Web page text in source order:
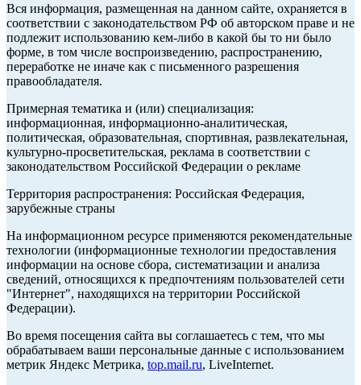
Вся информация, размещенная на данном сайте, охраняется в
соответствии с законодательством РФ об авторском праве и не
подлежит использованию кем-либо в какой бы то ни было
форме, в том числе воспроизведению, распространению,
переработке не иначе как с письменного разрешения
правообладателя.
Примерная тематика и (или) специализация:
информационная, информационно-аналитическая,
политическая, образовательная, спортивная, развлекательная,
культурно-просветительская, реклама в соответствии с
законодательством Российской Федерации о рекламе
Территория распространения: Российская Федерация,
зарубежные страны
На информационном ресурсе применяются рекомендательные
технологии (информационные технологии предоставления
информации на основе сбора, систематизации и анализа
сведений, относящихся к предпочтениям пользователей сети
"Интернет", находящихся на территории Российской
Федерации).
Во время посещения сайта вы соглашаетесь с тем, что мы
обрабатываем ваши персональные данные с использованием
метрик Яндекс Метрика, top.mail.ru, LiveInternet.